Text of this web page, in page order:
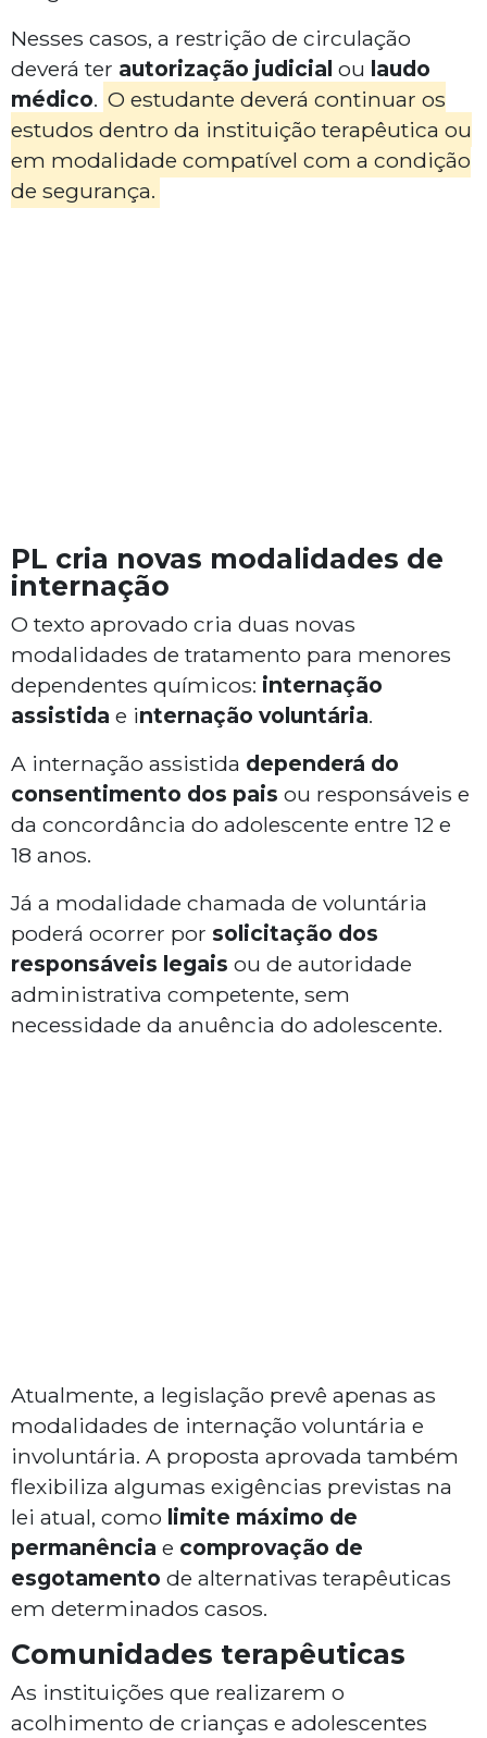
Nesses casos, a restrição de circulação
deverá ter autorização judicial ou laudo
médico. O estudante deverá continuar os
estudos dentro da instituição terapêutica ou
em modalidade compatível com a condição
de segurança.
PL cria novas modalidades de
internação
O texto aprovado cria duas novas
modalidades de tratamento para menores
dependentes químicos: internação
assistida e internação voluntária.
A internação assistida dependerá do
consentimento dos pais ou responsáveis e
da concordância do adolescente entre 12 e
18 anos.
Já a modalidade chamada de voluntária
poderá ocorrer por solicitação dos
responsáveis legais ou de autoridade
administrativa competente, sem
necessidade da anuência do adolescente.
Atualmente, a legislação prevê apenas as
modalidades de internação voluntária e
involuntária. A proposta aprovada também
flexibiliza algumas exigências previstas na
lei atual, como limite máximo de
permanência e comprovação de
esgotamento de alternativas terapêuticas
em determinados casos.
Comunidades terapêuticas
As instituições que realizarem o
acolhimento de crianças e adolescentes